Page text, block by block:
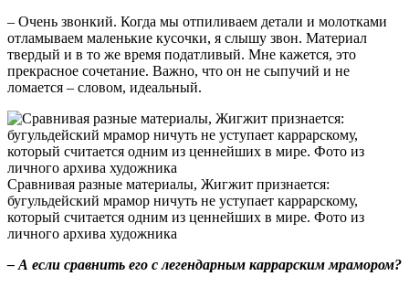
– Очень звонкий. Когда мы отпиливаем детали и молотками
отламываем маленькие кусочки, я слышу звон. Материал
твердый и в то же время податливый. Мне кажется, это
прекрасное сочетание. Важно, что он не сыпучий и не
ломается – словом, идеальный.
Сравнивая разные материалы, Жигжит признается:
бугульдейский мрамор ничуть не уступает каррарскому,
который считается одним из ценнейших в мире. Фото из
личного архива художника
– А если сравнить его с легендарным каррарским мрамором?